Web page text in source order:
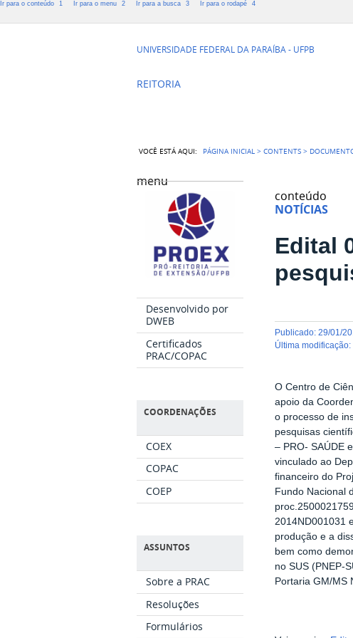
Ir para o conteúdo 1 Ir para o menu 2 Ir para a busca 3 Ir para o rodapé 4
UNIVERSIDADE FEDERAL DA PARAÍBA - UFPB
PRÓ-REITORIA
REITORIA
VOCÊ ESTÁ AQUI: PÁGINA INICIAL >CONTENTS >
menu
Desenvolvido por
DWEB
Certificados
PRAC/COPAC
COORDENAÇÕES
COEX
COPAC
COEP
ASSUNTOS
Sobre a PRAC
Resoluções
Formulários
conteúdo
NOTÍCIAS
Edital
publicado:29/01/
última modificação:
O Centro de
apoio da
o processo de
pesquisas
– PRO- SAÚDE
vinculado ao
financeiro do
Fundo Nacional
2014ND001031
produção e a
bem como
no SUS (PNEP-
Portaria GM/MS